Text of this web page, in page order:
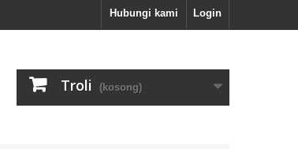
Login
Hubungi kami
Troli (kosong)